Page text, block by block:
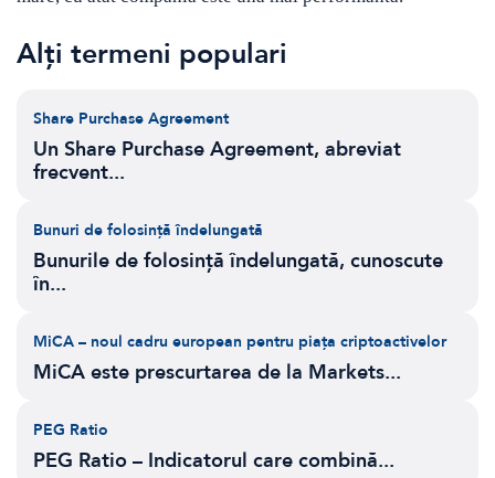
Alți termeni populari
Share Purchase Agreement
Un Share Purchase Agreement, abreviat
frecvent...
Bunuri de folosință îndelungată
Bunurile de folosință îndelungată, cunoscute
în...
MiCA – noul cadru european pentru piața criptoactivelor
MiCA este prescurtarea de la Markets...
PEG Ratio
PEG Ratio – Indicatorul care combină...